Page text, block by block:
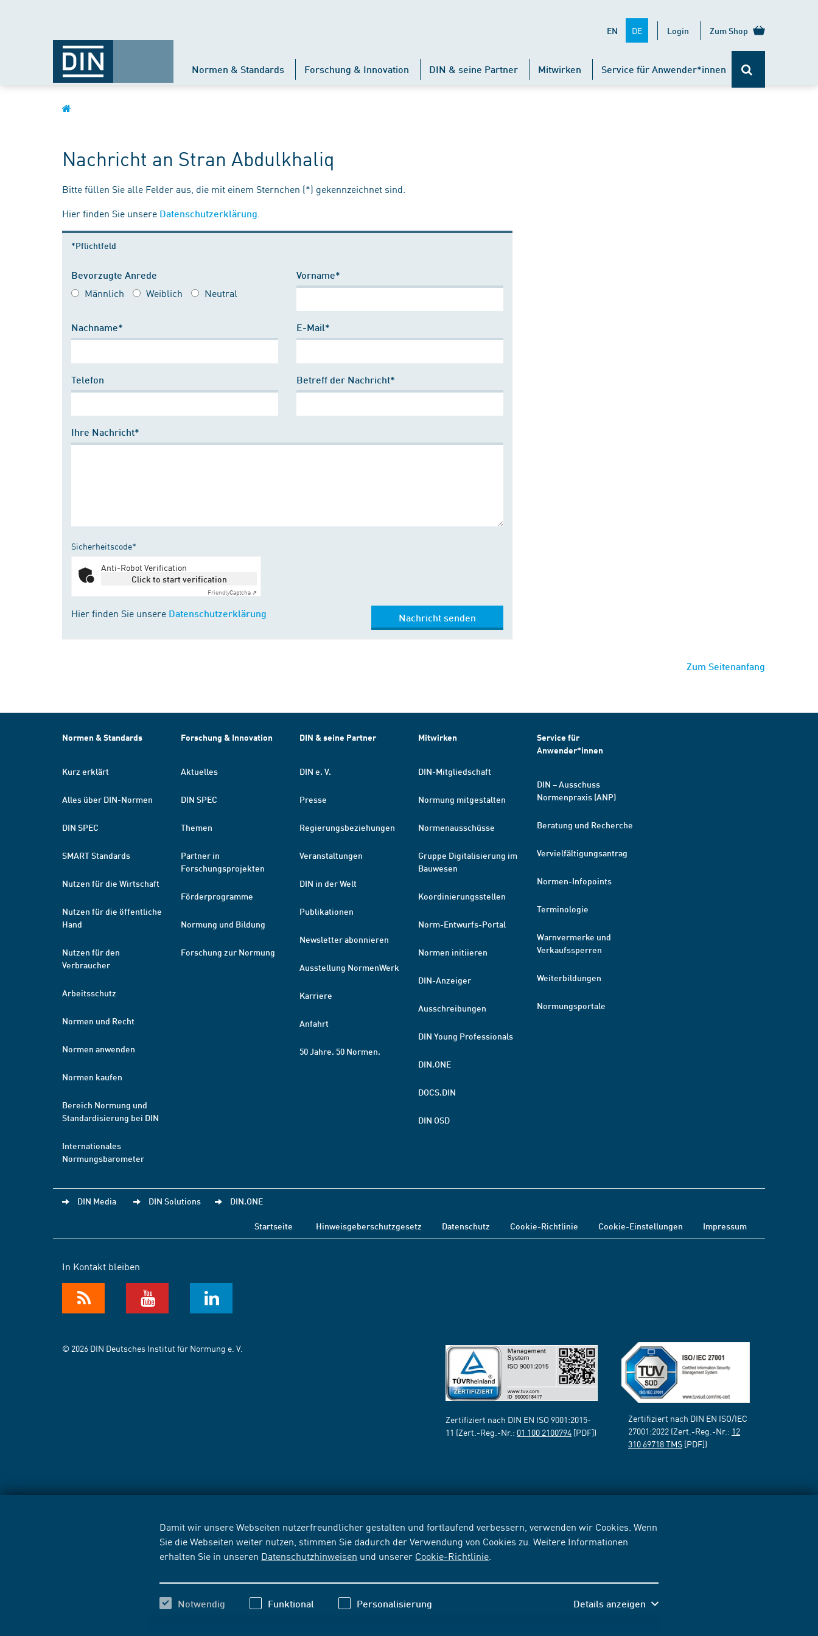
Damit wir unsere Webseiten nutzerfreundlicher gestalten und fortlaufend verbessern, verwenden wir Cookies. Wenn
Sie die Webseiten weiter nutzen, stimmen Sie dadurch der Verwendung von Cookies zu. Weitere Informationen
erhalten Sie in unseren Datenschutzhinweisen und unserer Cookie-Richtlinie
Notwendig Funktional Personalisierung Details anzeigen
EN DE Login Zum Shop
Normen & Standards Forschung & Innovation DIN & seine Partner Mitwirken Service für Anwender*innen
Nachricht an Stran Abdulkhaliq
Bitte füllen Sie alle Felder aus, die mit einem Sternchen (*) gekennzeichnet sind.
Hier finden Sie unsere Datenschutzerklärung
*Pflichtfeld
Bevorzugte Anrede
Männlich Weiblich Neutral
Vorname*
Nachname* E-Mail*
Telefon Betreff der Nachricht*
Ihre Nachricht*
Sicherheitscode*
Anti-Robot Verification
Click to start verification
FriendlyCaptcha ⇗
Hier finden Sie unsere Datenschutzerklärung Nachricht senden
Zum Seitenanfang
Normen & Standards
Kurz erklärt
Alles über DIN-Normen
DIN SPEC
SMART Standards
Nutzen für die Wirtschaft
Nutzen für die öffentliche
Hand
Nutzen für den
Verbraucher
Arbeitsschutz
Normen und Recht
Normen anwenden
Normen kaufen
Bereich Normung und
Standardisierung bei DIN
Internationales
Normungsbarometer
Forschung & Innovation
Aktuelles
DIN SPEC
Themen
Partner in
Forschungsprojekten
Förderprogramme
Normung und Bildung
Forschung zur Normung
DIN & seine Partner
DIN e. V.
Presse
Regierungsbeziehungen
Veranstaltungen
DIN in der Welt
Publikationen
Newsletter abonnieren
Ausstellung NormenWerk
Karriere
Anfahrt
50 Jahre. 50 Normen.
Mitwirken
DIN-Mitgliedschaft
Normung mitgestalten
Normenausschüsse
Gruppe Digitalisierung im
Bauwesen
Koordinierungsstellen
Norm-Entwurfs-Portal
Normen initiieren
DIN-Anzeiger
Ausschreibungen
DIN Young Professionals
DIN.ONE
DOCS.DIN
DIN OSD
Service für
Anwender*innen
DIN – Ausschuss
Normenpraxis (ANP)
Beratung und Recherche
Vervielfältigungsantrag
Normen-Infopoints
Terminologie
Warnvermerke und
Verkaufssperren
Weiterbildungen
Normungsportale
DIN Media DIN Solutions DIN.ONE
Startseite Hinweisgeberschutzgesetz Datenschutz Cookie-Richtlinie Cookie-Einstellungen Impressum
In Kontakt bleiben
© 2026 DIN Deutsches Institut für Normung e. V.
Zertifiziert nach DIN EN ISO 9001:2015-
11 (Zert.-Reg.-Nr.: 01 100 2100794 [PDF])
Zertifiziert nach DIN EN ISO/IEC
27001:2022 (Zert.-Reg.-Nr.: 12
310 69718 TMS [PDF])